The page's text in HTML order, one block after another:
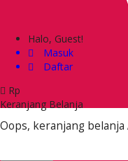
Halo, Guest!
Masuk
Daftar
Rp
Keranjang Belanja
Oops, keranjang belanja